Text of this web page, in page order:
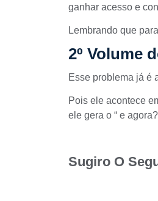
ganhar acesso e
Lembrando que
2º Volume
Esse problema já é
Pois ele acontece
ele gera o “ e agora?
Sugiro O